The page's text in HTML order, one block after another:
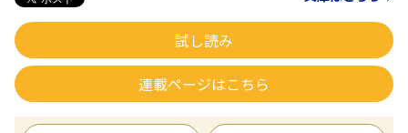
試し読み
連載ページはこちら